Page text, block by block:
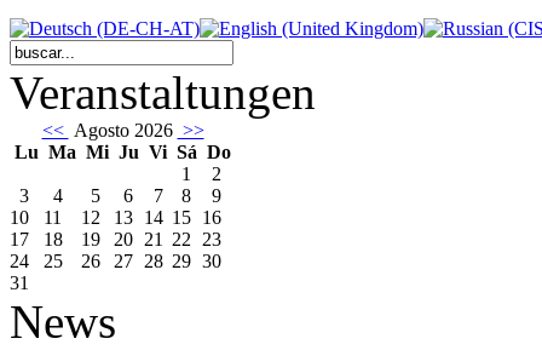
Veranstaltungen
<< Agosto 2026 >>
Lu Ma Mi Ju Vi Sá Do
1
2
3
4 5 6 7 8
9
10
11 12 13 14 15 16
17
18 19 20 21 22 23
24
25 26 27 28 29 30
31
News